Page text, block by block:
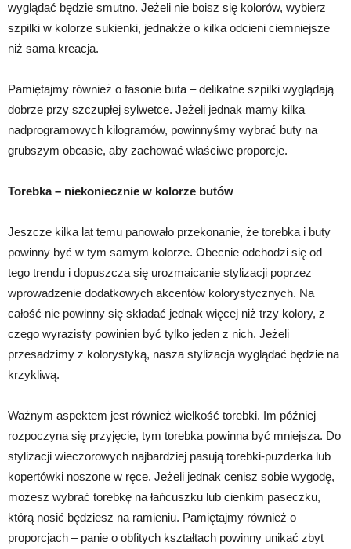
wyglądać będzie smutno. Jeżeli nie boisz się kolorów, wybierz
szpilki w kolorze sukienki, jednakże o kilka odcieni ciemniejsze
niż sama kreacja.
Pamiętajmy również o fasonie buta – delikatne szpilki wyglądają
dobrze przy szczupłej sylwetce. Jeżeli jednak mamy kilka
nadprogramowych kilogramów, powinnyśmy wybrać buty na
grubszym obcasie, aby zachować właściwe proporcje.
Torebka – niekoniecznie w kolorze butów
Jeszcze kilka lat temu panowało przekonanie, że torebka i buty
powinny być w tym samym kolorze. Obecnie odchodzi się od
tego trendu i dopuszcza się urozmaicanie stylizacji poprzez
wprowadzenie dodatkowych akcentów kolorystycznych. Na
całość nie powinny się składać jednak więcej niż trzy kolory, z
czego wyrazisty powinien być tylko jeden z nich. Jeżeli
przesadzimy z kolorystyką, nasza stylizacja wyglądać będzie na
krzykliwą.
Ważnym aspektem jest również wielkość torebki. Im później
rozpoczyna się przyjęcie, tym torebka powinna być mniejsza. Do
stylizacji wieczorowych najbardziej pasują torebki-puzderka lub
kopertówki noszone w ręce. Jeżeli jednak cenisz sobie wygodę,
możesz wybrać torebkę na łańcuszku lub cienkim paseczku,
którą nosić będziesz na ramieniu. Pamiętajmy również o
proporcjach – panie o obfitych kształtach powinny unikać zbyt